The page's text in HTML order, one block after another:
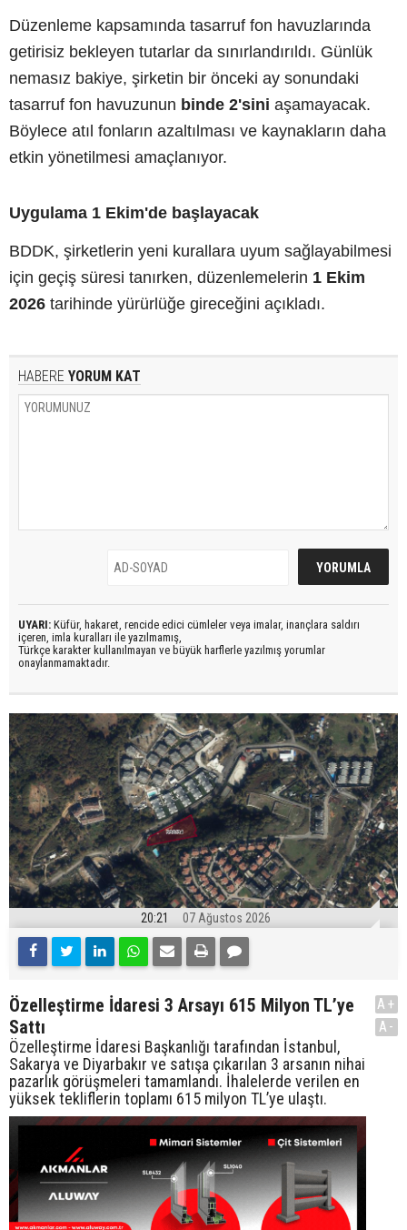
Düzenleme kapsamında tasarruf fon havuzlarında
getirisiz bekleyen tutarlar da sınırlandırıldı. Günlük
nemasız bakiye, şirketin bir önceki ay sonundaki
tasarruf fon havuzunun binde 2'sini aşamayacak.
Böylece atıl fonların azaltılması ve kaynakların daha
etkin yönetilmesi amaçlanıyor.
Uygulama 1 Ekim'de başlayacak
BDDK, şirketlerin yeni kurallara uyum sağlayabilmesi
için geçiş süresi tanırken, düzenlemelerin 1 Ekim
2026 tarihinde yürürlüğe gireceğini açıkladı.
HABERE YORUM KAT
UYARI: Küfür, hakaret, rencide edici cümleler veya imalar, inançlara saldırı
içeren, imla kuralları ile yazılmamış,
Türkçe karakter kullanılmayan ve büyük harflerle yazılmış yorumlar
onaylanmamaktadır.
20:21 07 Ağustos 2026
Özelleştirme İdaresi 3 Arsayı 615 Milyon TL’ye
Sattı
Özelleştirme İdaresi Başkanlığı tarafından İstanbul,
Sakarya ve Diyarbakır ve satışa çıkarılan 3 arsanın nihai
pazarlık görüşmeleri tamamlandı. İhalelerde verilen en
yüksek tekliflerin toplamı 615 milyon TL’ye ulaştı.
A+
A-